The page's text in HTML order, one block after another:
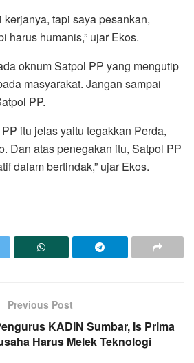
kerjanya, tapi saya pesankan,
harus humanis,” ujar Ekos.
oknum Satpol PP yang mengutip
masyarakat. Jangan sampai
PP.
itu jelas yaitu tegakkan Perda,
Dan atas penegakan itu, Satpol PP
dalam bertindak,” ujar Ekos.
Previous Post
KADIN Sumbar, Is Prima
Harus Melek Teknologi